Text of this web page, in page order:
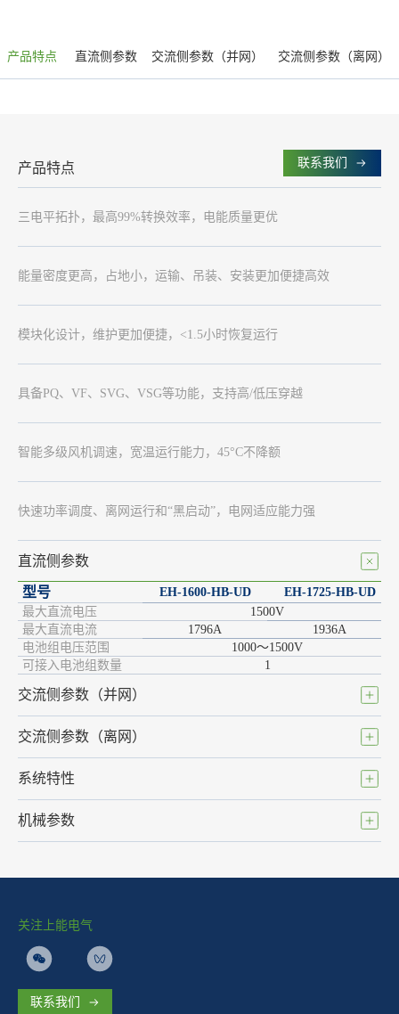
产品特点 直流侧参数 交流侧参数（并网） 交流侧参数（离网）
联系我们
产品特点
三电平拓扑，最高99%转换效率，电能质量更优
能量密度更高，占地小，运输、吊装、安装更加便捷高效
模块化设计，维护更加便捷，<1.5小时恢复运行
具备PQ、VF、SVG、VSG等功能，支持高/低压穿越
智能多级风机调速，宽温运行能力，45°C不降额
快速功率调度、离网运行和“黑启动”，电网适应能力强
直流侧参数
型号 EH-1600-HB-UD
EH-1725-HB-UD
最大直流电压
1500V
最大直流电流 1796A
1936A
电池组电压范围
1000～1500V
可接入电池组数量
1
交流侧参数（并网）
交流侧参数（离网）
系统特性
机械参数
联系我们
关注上能电气